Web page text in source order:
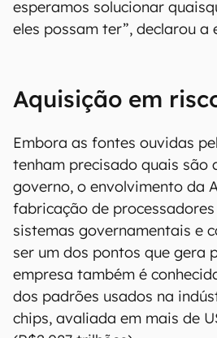
esperamos solucionar
eles possam ter”, declarou a
Aquisição em
Embora as fontes ouvidas
tenham precisado quais são
governo, o envolvimento da
fabricação de
sistemas governamentais e
ser um dos pontos que gera
empresa também é
dos padrões usados na
chips, avaliada em mais de